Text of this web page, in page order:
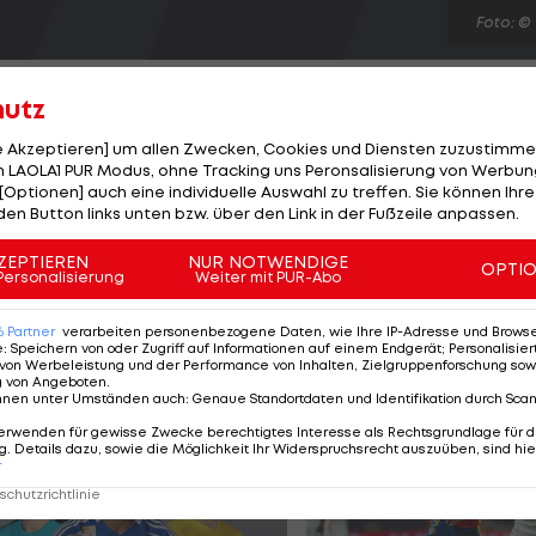
Foto: ©
bis 90 kg: Der Südkoreaner Song Dae-Nam holt sich
Gold. Die beiden Top-Favoriten Ilias Iliadis (GRE)
mit Bronze begnügen. Anders bei den Damen bis 70
(FRA) souverän Gold sichert. Kerstin Thiele (GER)
Yuri Alvear (COL) jeweils Bronze.
Akzeptieren] um allen Zwecken, Cookies und Diensten
PUR Modus, ohne Tracking uns Peronsalisierung von
auch eine individuelle Auswahl zu treffen. Sie können
Button links unten bzw. über den Link in der Fußzeile anpassen.
NUR NOTWENDIGE
Weiter mit PUR-Abo
Partner verarbeiten personenbezogene Daten, wie Ihre IP-Adresse und
: Speichern von oder Zugriff auf Informationen auf einem Endgerät;
Werbeleistung und der Performance von Inhalten, Zielgruppenforschung
von Angeboten
unter Umständen auch: Genaue Standortdaten und Identifikation durch
für gewisse Zwecke berechtigtes Interesse als Rechtsgrundlage für
Details dazu, sowie die Möglichkeit Ihr Widerspruchsrecht auszuüben, sind